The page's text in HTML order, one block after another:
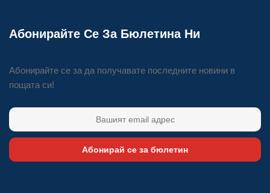
Абонирайте Се За Бюлетина Ни
Абонирайте се за да получавате последните новини в
пощата си!
Абонирай се за бюлетин